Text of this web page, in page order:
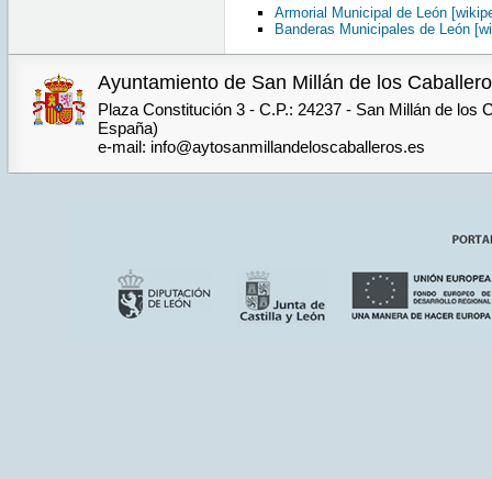
Armorial Municipal de León
Banderas Municipales de León
Ayuntamiento de San Millán de los
Plaza Constitución 3 - C.P.: 24237 - San Millán de los
España)
e-mail: info@aytosanmillandeloscaballeros.es